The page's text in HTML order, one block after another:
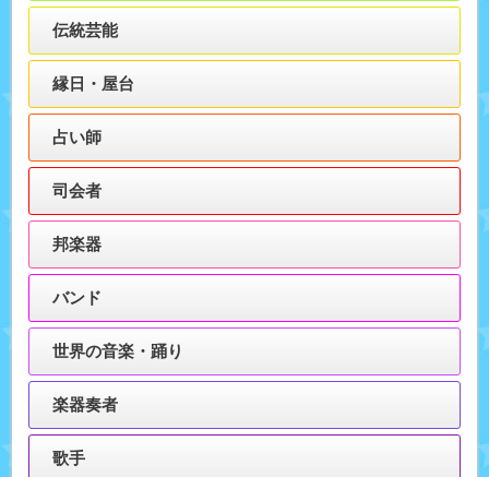
伝統芸能
縁日・屋台
占い師
司会者
邦楽器
バンド
世界の音楽・踊り
楽器奏者
歌手